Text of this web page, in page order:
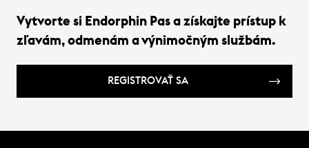
Vytvorte si Endorphin Pas a získajte prístup k
zľavám, odmenám a výnimočným službám.
REGISTROVAŤ SA